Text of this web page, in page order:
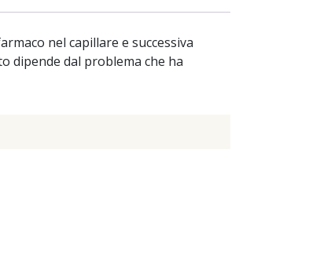
nel capillare e successiva
dipende dal problema che ha